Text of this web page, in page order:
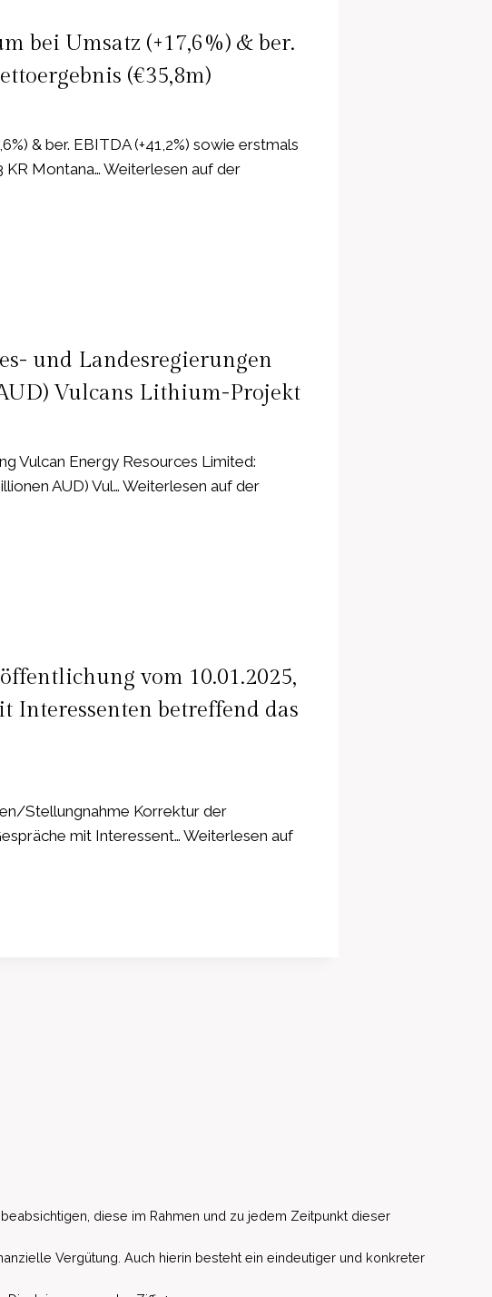
bei Umsatz (+17,6%) & ber.
(€35,8m)
& ber. EBITDA (+41,2%) sowie erstmals
Montana… Weiterlesen auf der
und Landesregierungen
Vulcans Lithium-Projekt
Vulcan Energy Resources Limited:
AUD) Vul… Weiterlesen auf der
vom 10.01.2025,
Interessenten betreffend das
Stellungnahme Korrektur der
mit Interessent… Weiterlesen auf
diese im Rahmen und zu jedem Zeitpunkt dieser
Vergütung. Auch hierin besteht ein eindeutiger und konkreter